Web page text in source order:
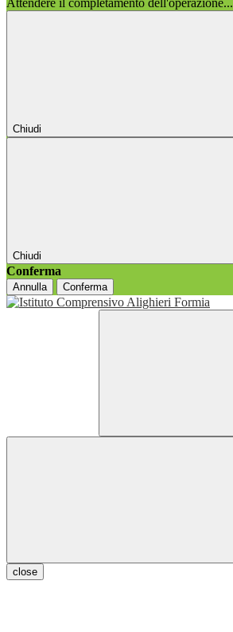
Attendere il completamento dell'operazione...
Chiudi
Chiudi
Conferma
Annulla Conferma
close